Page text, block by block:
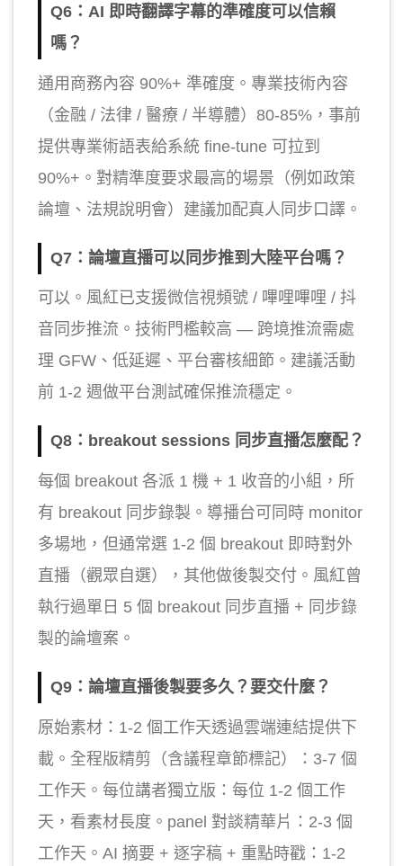
Q6：AI 即時翻譯字幕的準確度可以信賴
嗎？
通用商務內容 90%+ 準確度。專業技術內容
（金融 / 法律 / 醫療 / 半導體）80-85%，事前
提供專業術語表給系統 fine-tune 可拉到
90%+。對精準度要求最高的場景（例如政策
論壇、法規說明會）建議加配真人同步口譯。
Q7：論壇直播可以同步推到大陸平台嗎？
可以。風紅已支援微信視頻號 / 嗶哩嗶哩 / 抖
音同步推流。技術門檻較高 — 跨境推流需處
理 GFW、低延遲、平台審核細節。建議活動
前 1-2 週做平台測試確保推流穩定。
Q8：breakout sessions 同步直播怎麼配？
每個 breakout 各派 1 機 + 1 收音的小組，所
有 breakout 同步錄製。導播台可同時 monitor
多場地，但通常選 1-2 個 breakout 即時對外
直播（觀眾自選），其他做後製交付。風紅曾
執行過單日 5 個 breakout 同步直播 + 同步錄
製的論壇案。
Q9：論壇直播後製要多久？要交什麼？
原始素材：1-2 個工作天透過雲端連結提供下
載。全程版精剪（含議程章節標記）：3-7 個
工作天。每位講者獨立版：每位 1-2 個工作
天，看素材長度。panel 對談精華片：2-3 個
工作天。AI 摘要 + 逐字稿 + 重點時戳：1-2